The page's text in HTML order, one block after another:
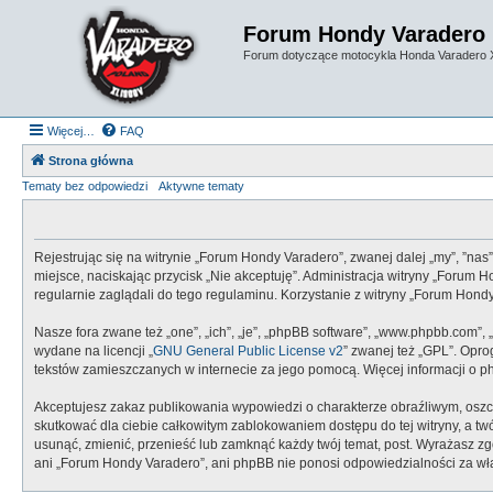
Forum Hondy Varadero
Forum dotyczące motocykla Honda Varadero
Więcej… FAQ
Strona główna
Tematy bez odpowiedzi
Aktywne tematy
Rejestrując się na witrynie „Forum Hondy Varadero”, zwanej dalej „my”,
miejsce, naciskając przycisk „Nie akceptuję”. Administracja witryny
regularnie zaglądali do tego regulaminu. Korzystanie z witryny „Forum
Nasze fora zwane też „one”, „ich”, „je”, „phpBB software”,
wydane na licencji „GNU General Public License v2” zwanej też „GPL”.
tekstów zamieszczanych w internecie za jego pomocą. Więcej informacji o
Akceptujesz zakaz publikowania wypowiedzi o charakterze obraźliwym,
skutkować dla ciebie całkowitym zablokowaniem dostępu do tej witryny, a
usunąć, zmienić, przenieść lub zamknąć każdy twój temat, post. Wyrażasz
ani „Forum Hondy Varadero”, ani phpBB nie ponosi odpowiedzialności za